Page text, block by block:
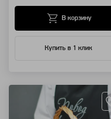
Купить в 1 клик
В корзину